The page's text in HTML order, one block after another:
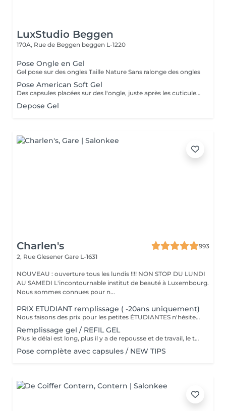
LuxStudio Beggen
170A, Rue de Beggen beggen L-1220
Pose Ongle en Gel
Gel pose sur des ongles Taille Nature Sans ralonge des ongles
Pose American Soft Gel
Des capsules placées sur des l'ongle, juste après les cuticules. Ces capsules forment à elles seules la courbure et la longueur de l'ongle. Le premier avantage notable est donc que les ongles artificiels utilisés dans le nail art américain n'ont pas besoin d'être façonnés. Dure +- 2 a 3 sem Cápsulas de gel colocadas em toda a unha, logo após as cutículas. Essas cápsulas formam sozinhas a curvatura e a extensão da unha. Portanto, a primeira vantagem notável é que as unhas artificiais usadas na arte americana de unhas não precisam ser modeladas.
Depose Gel
Charlen's
993
2, Rue Glesener Gare L-1631
NOUVEAU : ouverture tous les lundis !!!! NON STOP DU LUNDI
AU SAMEDI L'incontournable institut de beauté à Luxembourg.
Nous sommes connues pour n...
PRIX ETUDIANT remplissage ( -20ans uniquement)
Nous faisons des prix pour les petites ÉTUDIANTES n'hésitez pas a passer
Remplissage gel / REFIL GEL
Plus le délai est long, plus il y a de repousse et de travail, le tarif s'adapte donc au temps écoulé depuis votre dernier rendez-vous. Merci de choisir le remplissage adapté
Pose complète avec capsules / NEW TIPS